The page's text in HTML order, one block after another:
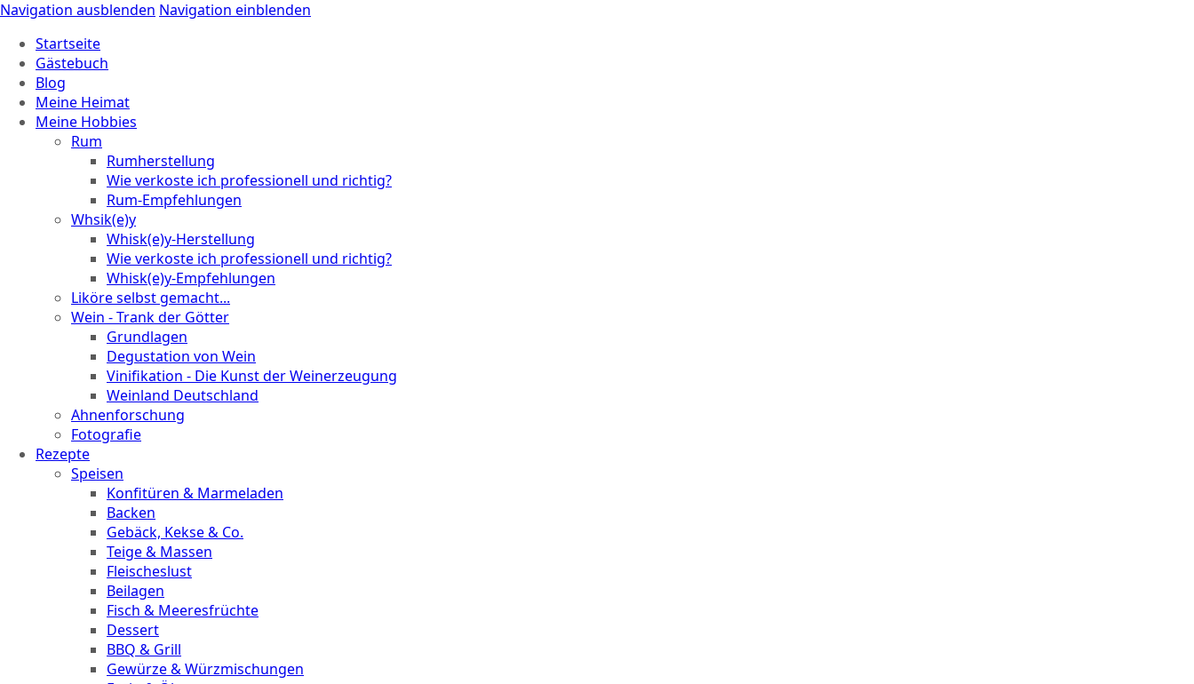
Navigation ausblenden Navigation einblenden
Startseite
Gästebuch
Blog
Meine Heimat
Meine Hobbies
Rum
Rumherstellung
Wie verkoste ich professionell und richtig?
Rum-Empfehlungen
Whsik(e)y
Whisk(e)y-Herstellung
Wie verkoste ich professionell und richtig?
Whisk(e)y-Empfehlungen
Liköre selbst gemacht...
Wein - Trank der Götter
Grundlagen
Degustation von Wein
Vinifikation - Die Kunst der Weinerzeugung
Weinland Deutschland
Ahnenforschung
Fotografie
Rezepte
Speisen
Konfitüren & Marmeladen
Backen
Gebäck, Kekse & Co.
Teige & Massen
Fleischeslust
Beilagen
Fisch & Meeresfrüchte
Dessert
BBQ & Grill
Gewürze & Würzmischungen